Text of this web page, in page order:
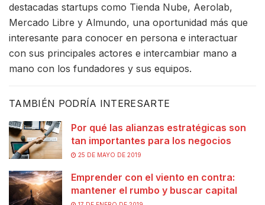
destacadas startups como Tienda Nube, Aerolab,
Mercado Libre y Almundo, una oportunidad más que
interesante para conocer en persona e interactuar
con sus principales actores e intercambiar mano a
mano con los fundadores y sus equipos.
TAMBIÉN PODRÍA INTERESARTE
Por qué las alianzas estratégicas son
tan importantes para los negocios
25 DE MAYO DE 2019
Emprender con el viento en contra:
mantener el rumbo y buscar capital